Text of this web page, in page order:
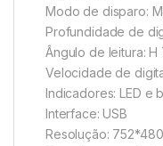
Modo de disparo:
Profundidade de
Ângulo de leitura: H
Velocidade de
Indicadores: LED e
Interface: USB
Resolução: 752*480